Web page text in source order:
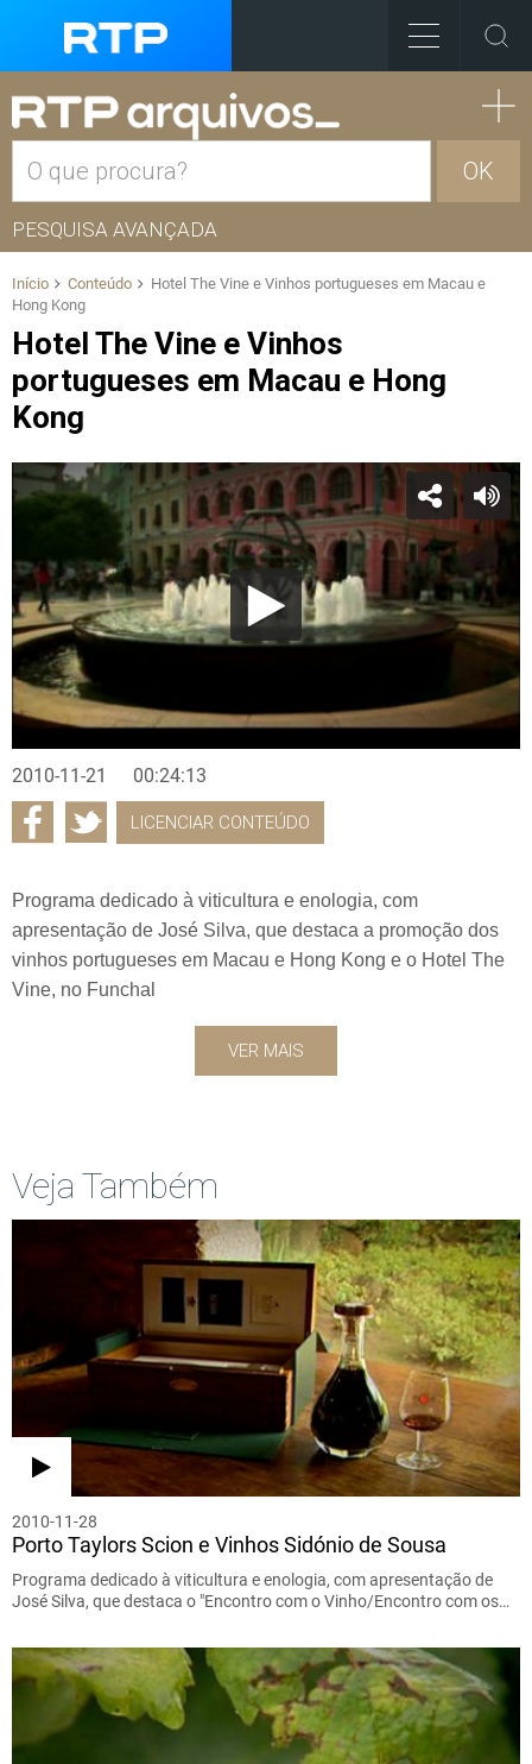
OK
PESQUISA AVANÇADA
Início Conteúdo
Hotel The Vine e Vinhos portugueses em Macau e
Hong Kong
Hotel The Vine e Vinhos
portugueses em Macau e Hong
Kong
2010-11-21 00:24:13
LICENCIAR CONTEÚDO
Programa dedicado à viticultura e enologia, com
apresentação de José Silva, que destaca a promoção dos
vinhos portugueses em Macau e Hong Kong e o Hotel The
Vine, no Funchal
VER MAIS
Veja Também
2010-11-28
Porto Taylors Scion e Vinhos Sidónio de Sousa
Programa dedicado à viticultura e enologia, com apresentação de
José Silva, que destaca o "Encontro com o Vinho/Encontro com os…